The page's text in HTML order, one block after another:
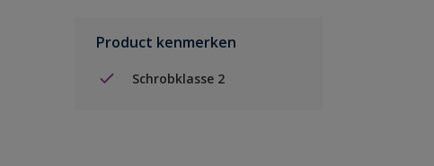
Product kenmerken
Schrobklasse 2